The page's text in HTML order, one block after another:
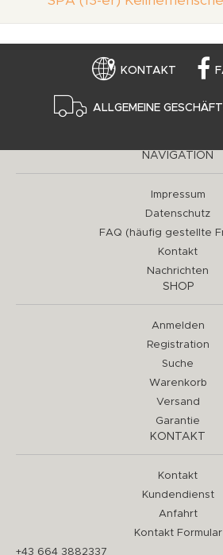
KONTAKT
ALLGEMEINE
NAVIGATION
Impressum
Datenschutz
FAQ (häufig gestellte
Kontakt
Nachrichten
SHOP
Anmelden
Registration
Suche
Warenkorb
Versand
Garantie
KONTAKT
Kontakt
Kundendienst
Anfahrt
Kontakt Formular
+43 664 3882337